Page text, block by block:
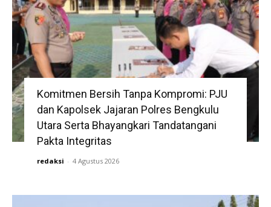
Komitmen Bersih Tanpa Kompromi: PJU
dan Kapolsek Jajaran Polres Bengkulu
Utara Serta Bhayangkari Tandatangani
Pakta Integritas
redaksi - 4 Agustus 2026